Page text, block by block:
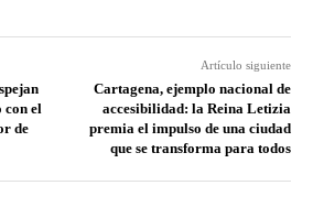
con el
de
Artículo siguiente
Cartagena, ejemplo nacional de
accesibilidad: la Reina Letizia
premia el impulso de una ciudad
que se transforma para todos